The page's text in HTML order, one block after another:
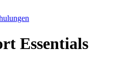
Essentials